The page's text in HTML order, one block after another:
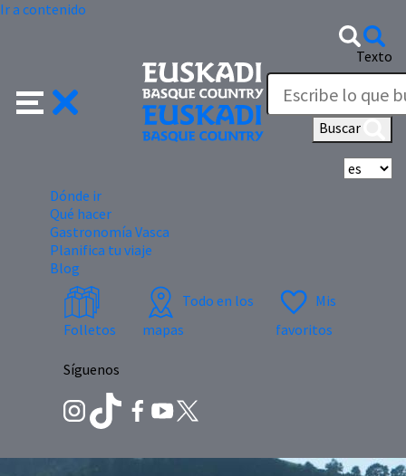
Ir a contenido
Texto
Buscar
Dónde ir
Qué hacer
Gastronomía Vasca
Planifica tu viaje
Blog
Folletos
Todo en los
mapas
Mis
favoritos
Síguenos